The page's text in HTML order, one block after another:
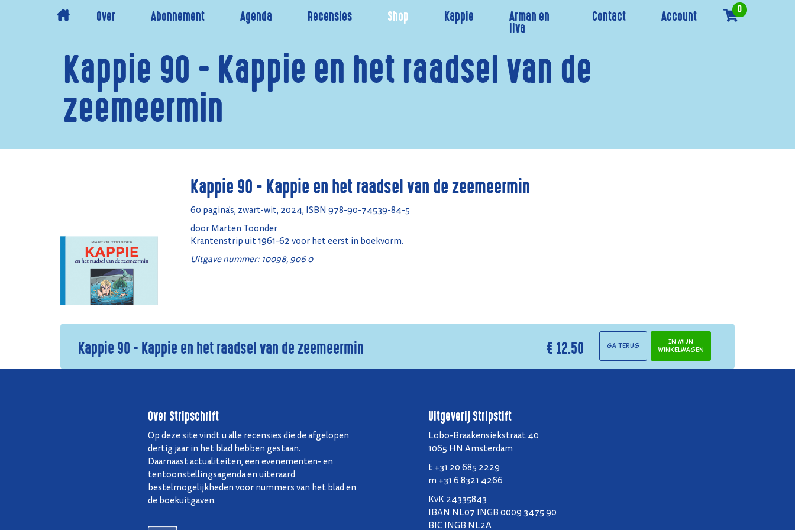
Over Abonnement Agenda Recensies Shop Kappie Arman en
Ilva
Contact Account 0
Kappie 90 - Kappie en het raadsel van de
zeemeermin
Kappie 90 - Kappie en het raadsel van de zeemeermin
60 pagina's, zwart-wit, 2024, ISBN 978-90-74539-84-5
door Marten Toonder
Krantenstrip uit 1961-62 voor het eerst in boekvorm.
Uitgave nummer: 10098, 906 0
Kappie 90 - Kappie en het raadsel van de zeemeermin € 12.50 Ga terug
In mijn
winkelwagen
Over Stripschrift
Op deze site vindt u alle recensies die de afgelopen
dertig jaar in het blad hebben gestaan.
Daarnaast actualiteiten, een evenementen- en
tentoonstellingsagenda en uiteraard
bestelmogelijkheden voor nummers van het blad en
de boekuitgaven.
Uitgeverij Stripstift
Lobo-Braakensiekstraat 40
1065 HN Amsterdam
t +31 20 685 2229
m +31 6 8321 4266
KvK 24335843
IBAN NL07 INGB 0009 3475 90
BIC INGB NL2A